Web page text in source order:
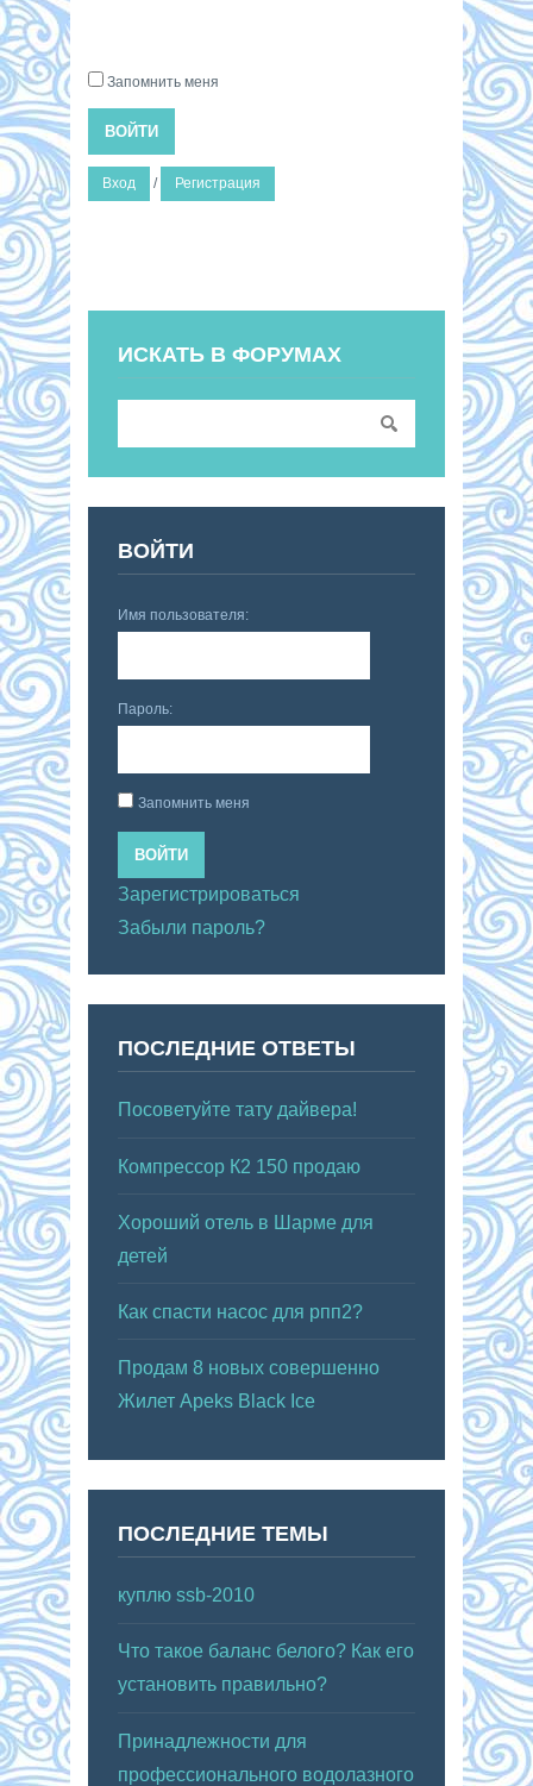
Запомнить меня
ВОЙТИ
Вход / Регистрация
ИСКАТЬ В ФОРУМАХ
ВОЙТИ
Имя пользователя:
Пароль:
Запомнить меня
ВОЙТИ
Зарегистрироваться
Забыли пароль?
ПОСЛЕДНИЕ ОТВЕТЫ
Посоветуйте тату дайвера!
Компрессор К2 150 продаю
Хороший отель в Шарме для
детей
Как спасти насос для рпп2?
Продам 8 новых совершенно
Жилет Apeks Black Ice
ПОСЛЕДНИЕ ТЕМЫ
куплю ssb-2010
Что такое баланс белого? Как его
установить правильно?
Принадлежности для
профессионального водолазного